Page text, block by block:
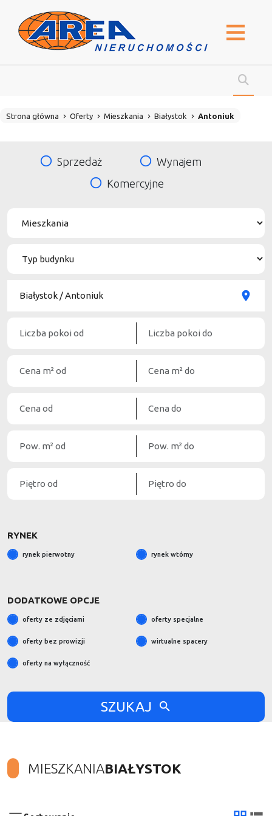
Strona główna Oferty Mieszkania Białystok Antoniuk
Sprzedaż
Wynajem
Komercyjne
RYNEK
rynek pierwotny rynek wtórny
DODATKOWE OPCJE
oferty ze zdjęciami oferty specjalne
oferty bez prowizji wirtualne spacery
oferty na wyłączność
SZUKAJ
MIESZKANIABIAŁYSTOK